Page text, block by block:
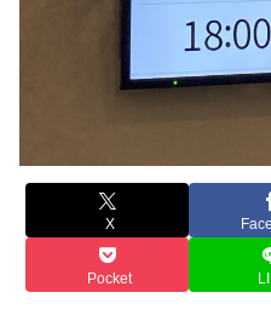
X
Pocket